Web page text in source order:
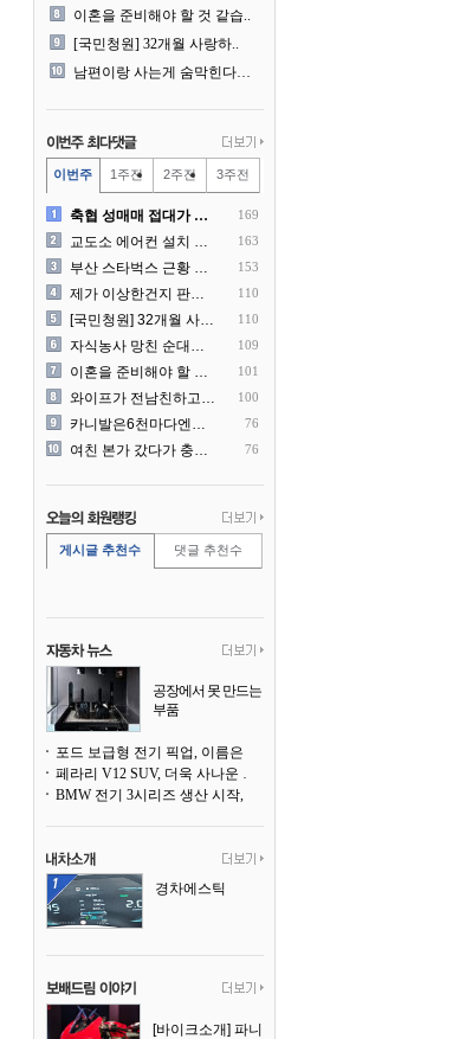
이혼을 준비해야 할 것 같습..
[국민청원] 32개월 사랑하..
남편이랑 사는게 숨막힌다는 ..
이번주 1주전 2주전 3주전
축협 성매매 접대가 더 충격.. 169
교도소 에어컨 설치 논란.... 163
부산 스타벅스 근황 ㅎㄷㄷ 153
제가 이상한건지 판단 부탁드.. 110
[국민청원] 32개월 사랑하.. 110
자식농사 망친 순대국집 사장.. 109
이혼을 준비해야 할 것 같습.. 101
와이프가 전남친하고 해외여행.. 100
카니발은6천마다엔진점검을해야.. 76
여친 본가 갔다가 충격 먹은.. 76
게시글 추천수 댓글 추천수
공장에서 못 만드는
부품
어낸다
페라리 V12 SUV, 더욱 사나운 얼굴로 돌아온다
경차에스틱
[바이크소개] 파니